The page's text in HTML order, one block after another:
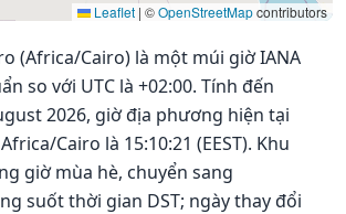
Leaflet | ©OpenStreetMapcontributors
(Africa/Cairo) là một múi giờ IANA
so với UTC là +02:00. Tính đến
2026, giờ địa phương hiện tại
Cairo là 15:10:21 (EEST). Khu
giờ mùa hè, chuyển sang
suốt thời gian DST; ngày thay đổi